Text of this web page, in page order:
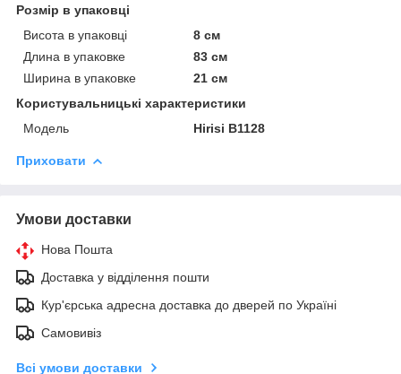
Розмір в упаковці
Висота в упаковці
8 см
Длина в упаковке
83 см
Ширина в упаковке
21 см
Користувальницькі характеристики
Мoдель
Hirisi B1128
Приховати
Умови доставки
Нова Пошта
Доставка у відділення пошти
Кур'єрська адресна доставка до дверей по Україні
Самовивіз
Всі умови доставки